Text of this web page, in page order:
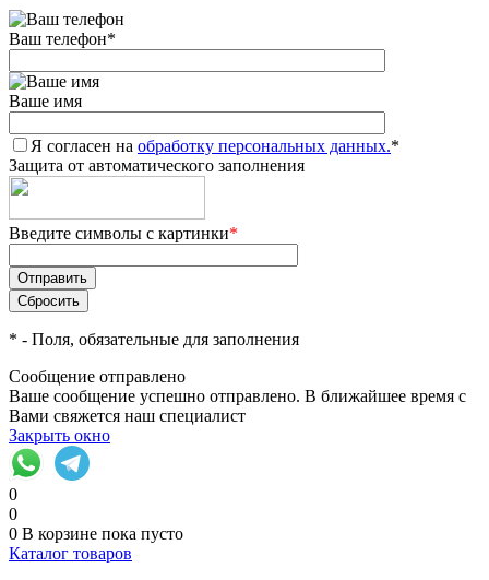
Ваш телефон*
Ваше имя
Я согласен на обработку персональных данных.*
Защита от автоматического заполнения
Введите символы с картинки*
* - Поля, обязательные для заполнения
Сообщение отправлено
Ваше сообщение успешно отправлено. В ближайшее время с
Вами свяжется наш специалист
Закрыть окно
0
0
0 В корзине пока пусто
Каталог товаров